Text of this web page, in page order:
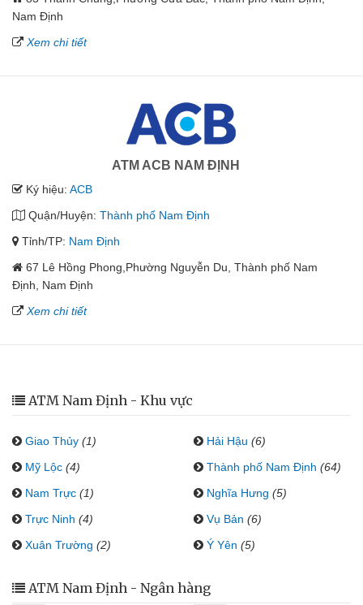
Nam Định
Xem chi tiết
ATM ACB NAM ĐỊNH
Ký hiệu: ACB
Quận/Huyện: Thành phố Nam Định
Tỉnh/TP: Nam Định
67 Lê Hồng Phong,Phường Nguyễn Du, Thành phố Nam
Định, Nam Định
Xem chi tiết
ATM Nam Định - Khu vực
Giao Thủy (1) Hải Hậu (6)
Mỹ Lộc (4) Thành phố Nam Định (64)
Nam Trực (1) Nghĩa Hưng (5)
Trực Ninh (4) Vụ Bản (6)
Xuân Trường (2) Ý Yên (5)
ATM Nam Định - Ngân hàng